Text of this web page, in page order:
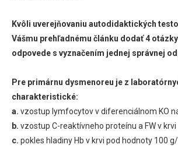
Kvôli uverejňovaniu autodidaktických
Vášmu prehľadnému článku dodať 4
odpovede s vyznačením jednej správnej
Pre primárnu dysmenoreu je z
charakteristické:
a. vzostup lymfocytov v diferenciálnom KO
b. vzostup C-reaktívneho proteínu a FW v krvi
c. pokles hladiny Hb v krvi pod hodnoty 100